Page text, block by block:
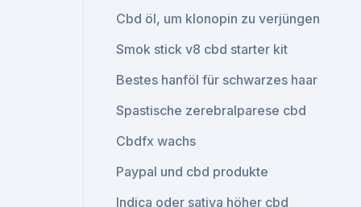
Cbd öl, um klonopin zu verjüngen
Smok stick v8 cbd starter kit
Bestes hanföl für schwarzes haar
Spastische zerebralparese cbd
Cbdfx wachs
Paypal und cbd produkte
Indica oder sativa höher cbd